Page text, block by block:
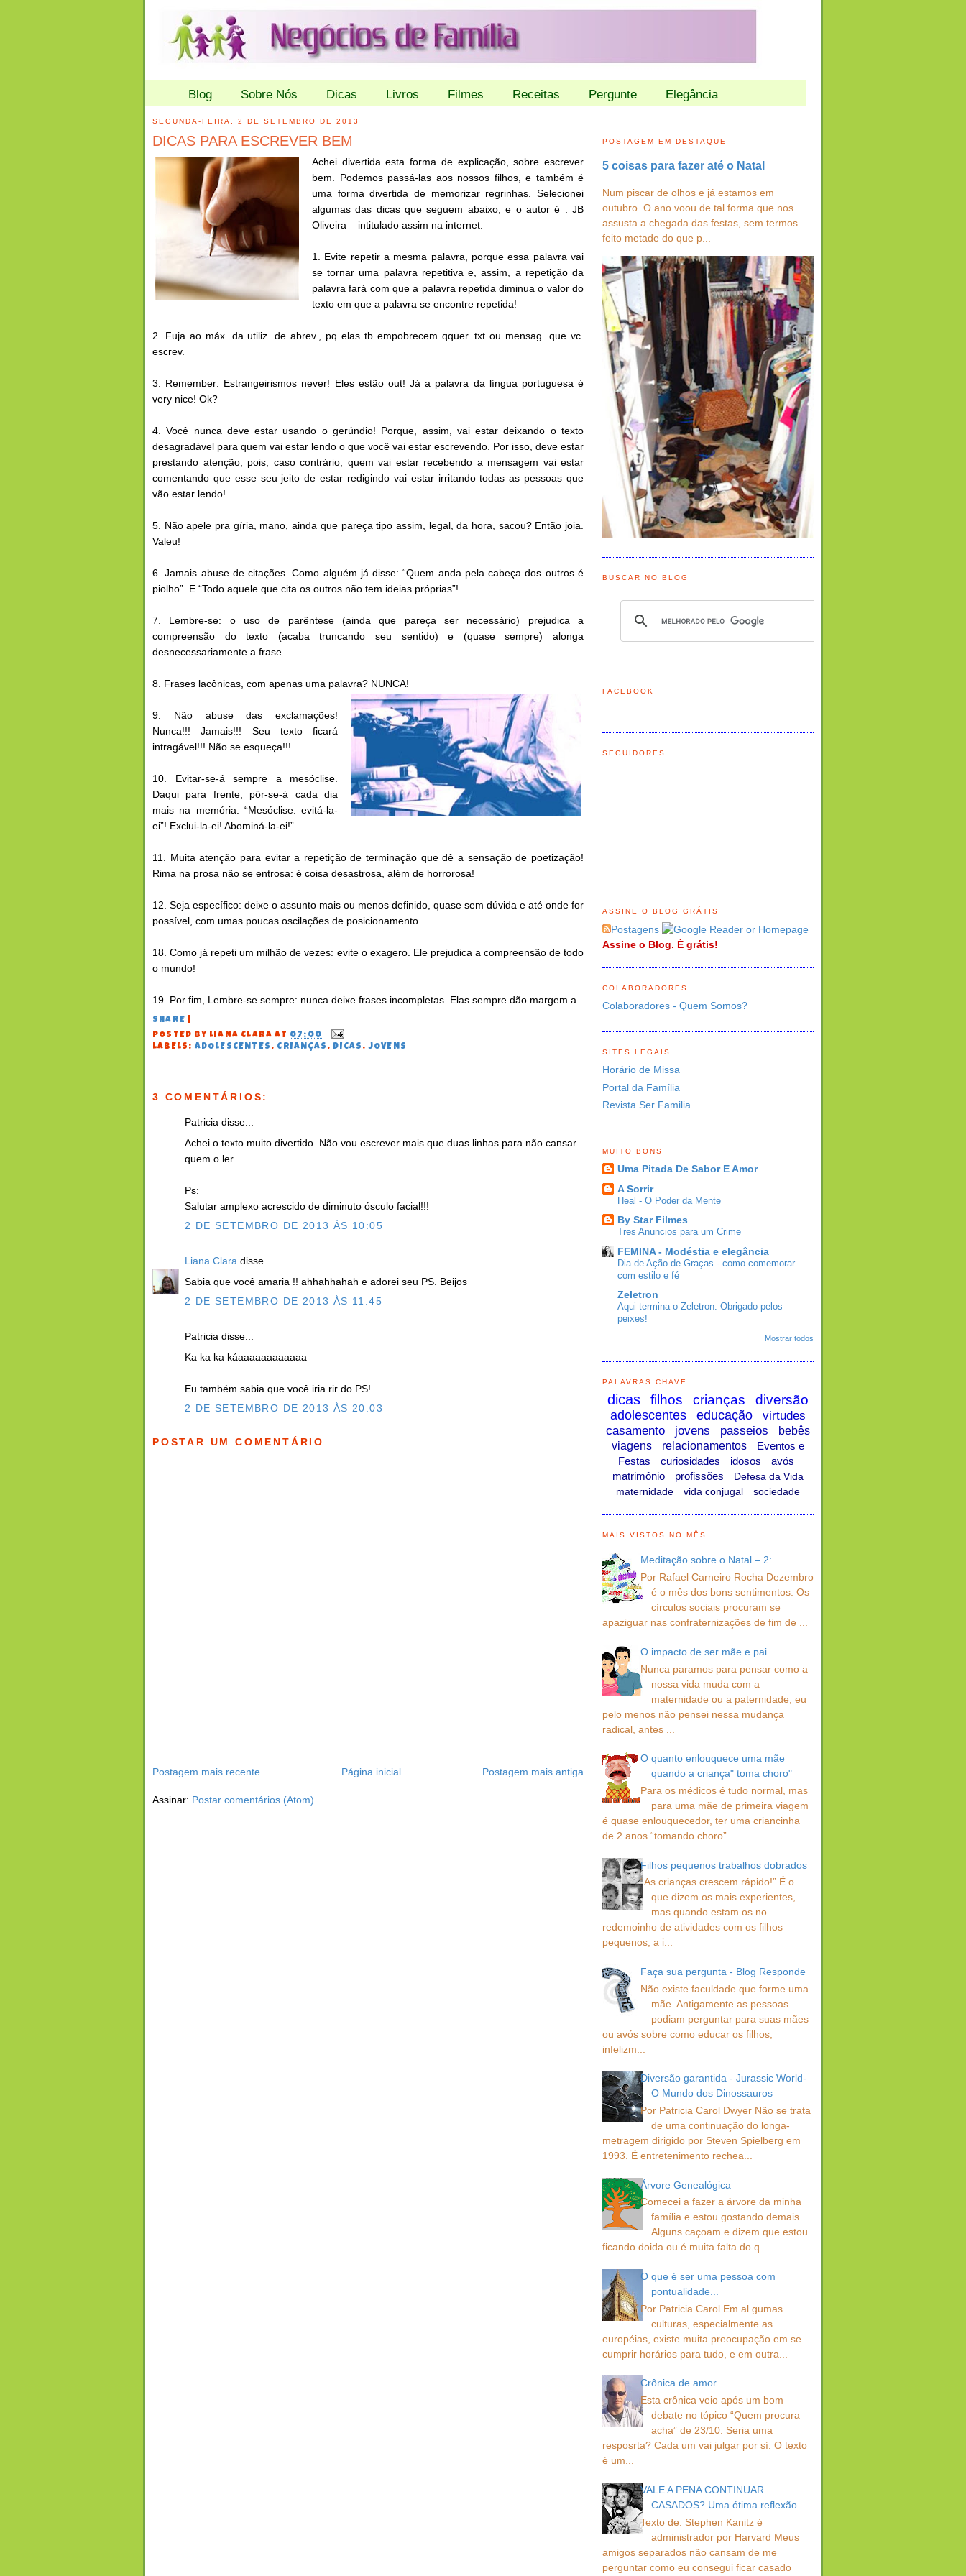
Blog Sobre Nós Dicas Livros Filmes Receitas Pergunte Elegância
SEGUNDA-FEIRA, 2 DE SETEMBRO DE 2013
DICAS PARA ESCREVER BEM
Achei divertida esta forma de explicação, sobre escrever
bem. Podemos passá-las aos nossos filhos, e também é
uma forma divertida de memorizar regrinhas. Selecionei
algumas das dicas que seguem abaixo, e o autor é : JB
Oliveira – intitulado assim na internet.
1. Evite repetir a mesma palavra, porque essa palavra vai
se tornar uma palavra repetitiva e, assim, a repetição da
palavra fará com que a palavra repetida diminua o valor do
texto em que a palavra se encontre repetida!
2. Fuja ao máx. da utiliz. de abrev., pq elas tb empobrecem qquer. txt ou mensag. que vc.
escrev.
3. Remember: Estrangeirismos never! Eles estão out! Já a palavra da língua portuguesa é
very nice! Ok?
4. Você nunca deve estar usando o gerúndio! Porque, assim, vai estar deixando o texto
desagradável para quem vai estar lendo o que você vai estar escrevendo. Por isso, deve estar
prestando atenção, pois, caso contrário, quem vai estar recebendo a mensagem vai estar
comentando que esse seu jeito de estar redigindo vai estar irritando todas as pessoas que
vão estar lendo!
5. Não apele pra gíria, mano, ainda que pareça tipo assim, legal, da hora, sacou? Então joia.
Valeu!
6. Jamais abuse de citações. Como alguém já disse: “Quem anda pela cabeça dos outros é
piolho”. E “Todo aquele que cita os outros não tem ideias próprias”!
7. Lembre-se: o uso de parêntese (ainda que pareça ser necessário) prejudica a
compreensão do texto (acaba truncando seu sentido) e (quase sempre) alonga
desnecessariamente a frase.
8. Frases lacônicas, com apenas uma palavra? NUNCA!
9. Não abuse das exclamações!
Nunca!!! Jamais!!! Seu texto ficará
intragável!!! Não se esqueça!!!
10. Evitar-se-á sempre a mesóclise.
Daqui para frente, pôr-se-á cada dia
mais na memória: “Mesóclise: evitá-la-
ei”! Exclui-la-ei! Abominá-la-ei!”
11. Muita atenção para evitar a repetição de terminação que dê a sensação de poetização!
Rima na prosa não se entrosa: é coisa desastrosa, além de horrorosa!
12. Seja específico: deixe o assunto mais ou menos definido, quase sem dúvida e até onde for
possível, com umas poucas oscilações de posicionamento.
18. Como já repeti um milhão de vezes: evite o exagero. Ele prejudica a compreensão de todo
o mundo!
19. Por fim, Lembre-se sempre: nunca deixe frases incompletas. Elas sempre dão margem a
SHARE
POSTED BY LIANA CLARA AT 07:00
LABELS: ADOLESCENTES , CRIANÇAS , DICAS ,JOVENS
3 COMENTÁRIOS:
Patricia disse...
Achei o texto muito divertido. Não vou escrever mais que duas linhas para não cansar
quem o ler.
Ps:
Salutar amplexo acrescido de diminuto ósculo facial!!!
2 DE SETEMBRO DE 2013 ÀS 10:05
Liana Clara disse...
Sabia que você amaria !! ahhahhahah e adorei seu PS. Beijos
2 DE SETEMBRO DE 2013 ÀS 11:45
Patricia disse...
Ka ka ka káaaaaaaaaaaaa
Eu também sabia que você iria rir do PS!
2 DE SETEMBRO DE 2013 ÀS 20:03
POSTAR UM COMENTÁRIO
Postagem mais recente Postagem mais antiga
Página inicial
Assinar: Postar comentários (Atom)
POSTAGEM EM DESTAQUE
5 coisas para fazer até o Natal
Num piscar de olhos e já estamos em
outubro. O ano voou de tal forma que nos
assusta a chegada das festas, sem termos
feito metade do que p...
BUSCAR NO BLOG
FACEBOOK
SEGUIDORES
ASSINE O BLOG GRÁTIS
Postagens
Assine o Blog. É grátis!
COLABORADORES
Colaboradores - Quem Somos?
SITES LEGAIS
Horário de Missa
Portal da Família
Revista Ser Familia
MUITO BONS
Uma Pitada De Sabor E Amor
A Sorrir
Heal - O Poder da Mente
By Star Filmes
Tres Anuncios para um Crime
FEMINA - Modéstia e elegância
Dia de Ação de Graças - como comemorar
com estilo e fé
Zeletron
Aqui termina o Zeletron. Obrigado pelos
peixes!
Mostrar todos
PALAVRAS CHAVE
dicas filhos crianças diversão
adolescentes educação
virtudes
casamento
jovens passeios
bebês
viagens
relacionamentos
Eventos e
Festas
curiosidades idosos
avós
matrimônio
profissões
Defesa da Vida
maternidade
vida conjugal sociedade
MAIS VISTOS NO MÊS
Meditação sobre o Natal – 2:
Por Rafael Carneiro Rocha Dezembro
é o mês dos bons sentimentos. Os
círculos sociais procuram se
apaziguar nas confraternizações de fim de ...
O impacto de ser mãe e pai
Nunca paramos para pensar como a
nossa vida muda com a
maternidade ou a paternidade, eu
pelo menos não pensei nessa mudança
radical, antes ...
O quanto enlouquece uma mãe
quando a criança" toma choro"
Para os médicos é tudo normal, mas
para uma mãe de primeira viagem
é quase enlouquecedor, ter uma criancinha
de 2 anos “tomando choro” ...
Filhos pequenos trabalhos dobrados
“As crianças crescem rápido!” É o
que dizem os mais experientes,
mas quando estam os no
redemoinho de atividades com os filhos
pequenos, a i...
Faça sua pergunta - Blog Responde
Não existe faculdade que forme uma
mãe. Antigamente as pessoas
podiam perguntar para suas mães
ou avós sobre como educar os filhos,
infelizm...
Diversão garantida - Jurassic World-
O Mundo dos Dinossauros
Por Patricia Carol Dwyer Não se trata
de uma continuação do longa-
metragem dirigido por Steven Spielberg em
1993. É entretenimento rechea...
Árvore Genealógica
Comecei a fazer a árvore da minha
família e estou gostando demais.
Alguns caçoam e dizem que estou
ficando doida ou é muita falta do q...
O que é ser uma pessoa com
pontualidade...
Por Patricia Carol Em al gumas
culturas, especialmente as
européias, existe muita preocupação em se
cumprir horários para tudo, e em outra...
Crônica de amor
Esta crônica veio após um bom
debate no tópico “Quem procura
acha” de 23/10. Seria uma
resposrta? Cada um vai julgar por sí. O texto
é um...
VALE A PENA CONTINUAR
CASADOS? Uma ótima reflexão
Texto de: Stephen Kanitz é
administrador por Harvard Meus
amigos separados não cansam de me
perguntar como eu consegui ficar casado